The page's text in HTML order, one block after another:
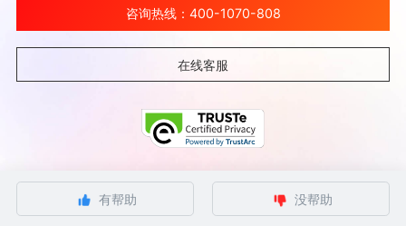
有帮助 没帮助
咨询热线：400-1070-808
在线客服
©北京金山云网络技术有限公司 2026 Ksyun All Rights Reserved Kingsoft Corp.